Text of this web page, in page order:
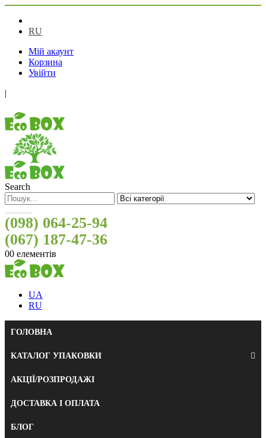
RU
Мій акаунт
Корзина
Увійти
|
Search
(098) 064-25-94
(067) 187-47-36
00 елементів
UA
RU
ГОЛОВНА
КАТАЛОГ УПАКОВКИ
АКЦІЇ/РОЗПРОДАЖІ
ДОСТАВКА І ОПЛАТА
БЛОГ